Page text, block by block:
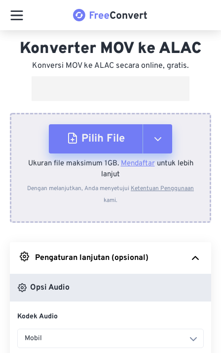
Konverter MOV ke ALAC
Konversi MOV ke ALAC secara online, gratis.
Pilih File
Dari Perangkat
Dari Dropbox
Ukuran file maksimum 1GB.Mendaftaruntuk lebih
lanjut
Dengan melanjutkan, Anda menyetujui Ketentuan Penggunaan
kami.
Pengaturan lanjutan (opsional)
Opsi Audio
Kodek Audio
Mobil